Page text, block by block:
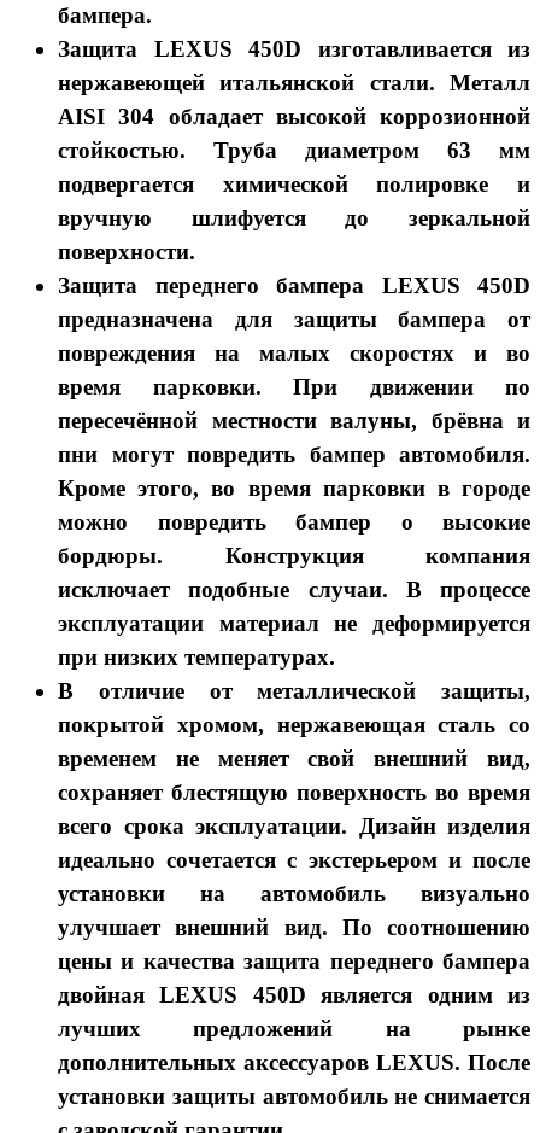
бампера.
Защита LEXUS 450D изготавливается из
нержавеющей итальянской стали. Металл
AISI 304 обладает высокой коррозионной
стойкостью. Труба диаметром 63 мм
подвергается химической полировке и
вручную шлифуется до зеркальной
поверхности.
Защита переднего бампера LEXUS 450D
предназначена для защиты бампера от
повреждения на малых скоростях и во
время парковки. При движении по
пересечённой местности валуны, брёвна и
пни могут повредить бампер автомобиля.
Кроме этого, во время парковки в городе
можно повредить бампер о высокие
бордюры. Конструкция компания
исключает подобные случаи. В процессе
эксплуатации материал не деформируется
при низких температурах.
В отличие от металлической защиты,
покрытой хромом, нержавеющая сталь со
временем не меняет свой внешний вид,
сохраняет блестящую поверхность во время
всего срока эксплуатации. Дизайн изделия
идеально сочетается с экстерьером и после
установки на автомобиль визуально
улучшает внешний вид. По соотношению
цены и качества защита переднего бампера
двойная LEXUS 450D является одним из
лучших предложений на рынке
дополнительных аксессуаров LEXUS. После
установки защиты автомобиль не снимается